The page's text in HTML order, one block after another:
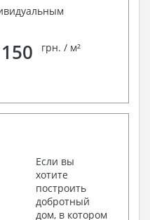
150 грн. / м²
Если вы
хотите
построить
добротный
дом, в котором